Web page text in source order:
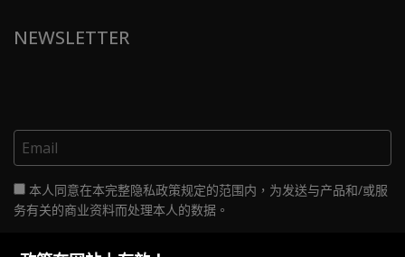
NEWSLETTER
本人同意在本完整隐私政策规定的范围内，为发送与产品和/或服
务有关的商业资料而处理本人的数据。